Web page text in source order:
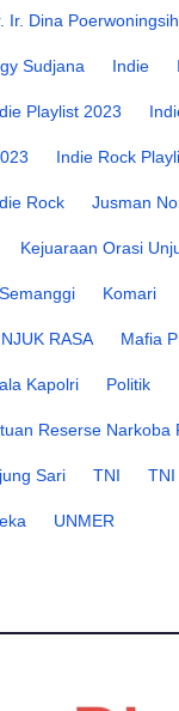
Ir. Dina
Sudjana Indie
Playlist 2023
Indie Rock
Rock Jusman
Kejuaraan Orasi
Komari
RASA Mafia
Kapolri Politik
Reserse Narkoba
Sari TNI TNI
UNMER